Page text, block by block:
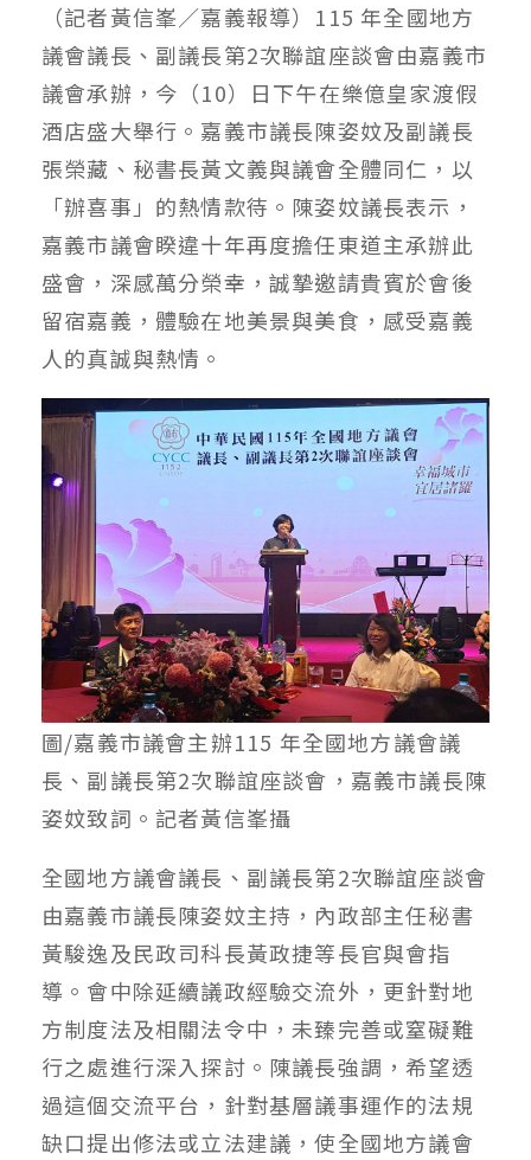
（記者黃信峯／嘉義報導）115 年全國地方
議會議長、副議長第2次聯誼座談會由嘉義市
議會承辦，今（10）日下午在樂億皇家渡假
酒店盛大舉行。嘉義市議長陳姿妏及副議長
張榮藏、秘書長黃文義與議會全體同仁，以
「辦喜事」的熱情款待。陳姿妏議長表示，
嘉義市議會睽違十年再度擔任東道主承辦此
盛會，深感萬分榮幸，誠摯邀請貴賓於會後
留宿嘉義，體驗在地美景與美食，感受嘉義
人的真誠與熱情。
圖/嘉義市議會主辦115 年全國地方議會議
長、副議長第2次聯誼座談會，嘉義市議長陳
姿妏致詞。記者黃信峯攝
全國地方議會議長、副議長第2次聯誼座談會
由嘉義市議長陳姿妏主持，內政部主任秘書
黃駿逸及民政司科長黃政捷等長官與會指
導。會中除延續議政經驗交流外，更針對地
方制度法及相關法令中，未臻完善或窒礙難
行之處進行深入探討。陳議長強調，希望透
過這個交流平台，針對基層議事運作的法規
缺口提出修法或立法建議，使全國地方議會